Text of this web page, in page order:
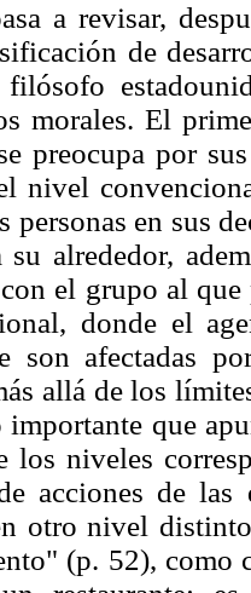
a revisar,
de
morales. El
preocupa por
nivel
personas en sus
su alrededor,
el grupo al
donde el
son afectadas
allá de los
que
los niveles
acciones de las
otro nivel
(p. 52), como